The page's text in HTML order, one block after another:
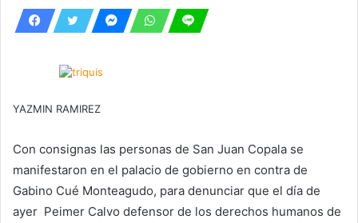
YAZMIN RAMIREZ
Con consignas las personas de San Juan Copala se
manifestaron en el palacio de gobierno en contra de
Gabino Cué Monteagudo, para denunciar que el día de
ayer Peimer Calvo defensor de los derechos humanos de